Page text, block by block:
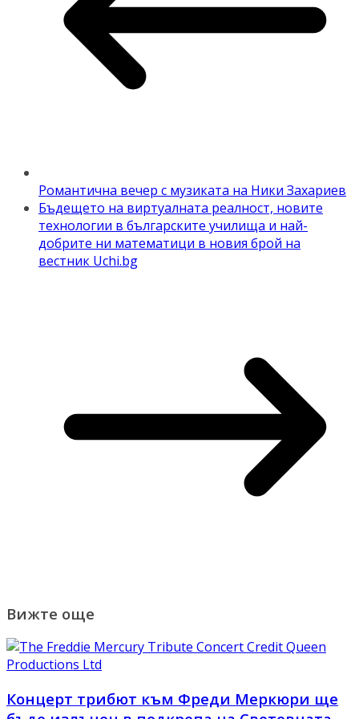
Романтична вечер с музиката на Ники Захариев
Бъдещето на виртуалната реалност, новите
технологии в българските училища и най-
добрите ни математици в новия брой на
вестник Uchi.bg
Вижте още
Концерт трибют към Фреди Меркюри ще